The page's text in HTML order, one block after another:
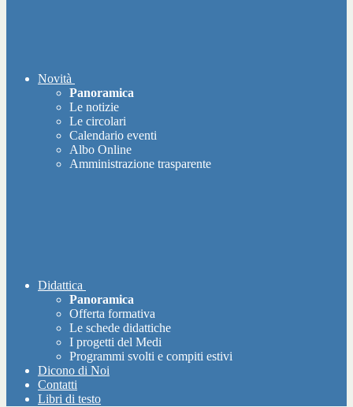
Novità
Panoramica
Le notizie
Le circolari
Calendario eventi
Albo Online
Amministrazione trasparente
Didattica
Panoramica
Offerta formativa
Le schede didattiche
I progetti del Medi
Programmi svolti e compiti estivi
Dicono di Noi
Contatti
Libri di testo